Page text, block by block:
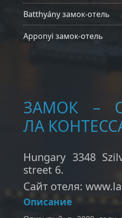
Batthyány замок-отель
Apponyi замок-отель
ЗАМОК –
ЛА
Hungary 3348
street 6.
Сайт отеля:
Описание